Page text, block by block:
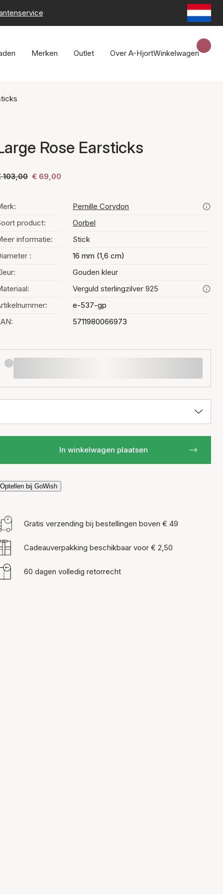
Merken Outlet Over A-HjortWinkelwagen
Rose Earsticks
103,00 € 69,00
Pernille Corydon
product:
Oorbel
informatie:
Stick
:
16 mm (1,6 cm)
Gouden kleur
Verguld sterlingzilver 925
e-537-gp
5711980066973
In winkelwagen plaatsen
Optellen bij GoWish
Gratis verzending bij bestellingen boven € 49
Cadeauverpakking beschikbaar voor € 2,50
60 dagen volledig retorrecht